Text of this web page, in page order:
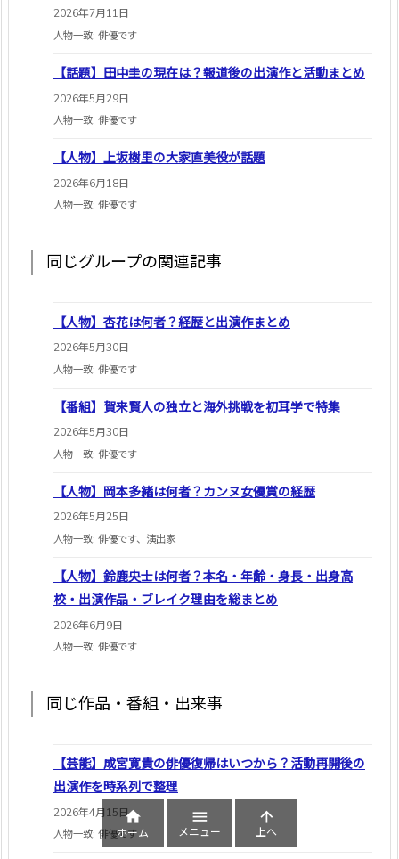
2026年7月11日
人物一致: 俳優です
【話題】田中圭の現在は？報道後の出演作と活動まとめ
2026年5月29日
人物一致: 俳優です
【人物】上坂樹里の大家直美役が話題
2026年6月18日
人物一致: 俳優です
同じグループの関連記事
【人物】杏花は何者？経歴と出演作まとめ
2026年5月30日
人物一致: 俳優です
【番組】賀来賢人の独立と海外挑戦を初耳学で特集
2026年5月30日
人物一致: 俳優です
【人物】岡本多緒は何者？カンヌ女優賞の経歴
2026年5月25日
人物一致: 俳優です、演出家
【人物】鈴鹿央士は何者？本名・年齢・身長・出身高
校・出演作品・ブレイク理由を総まとめ
2026年6月9日
人物一致: 俳優です
同じ作品・番組・出来事
【芸能】成宮寛貴の俳優復帰はいつから？活動再開後の
出演作を時系列で整理
2026年4月15日
人物一致: 俳優です

ホーム

メニュー

上へ